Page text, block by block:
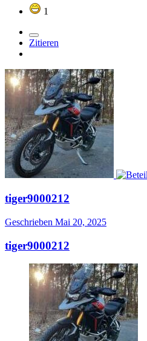
1
Zitieren
tiger9000212
Geschrieben Mai 20, 2025
tiger9000212